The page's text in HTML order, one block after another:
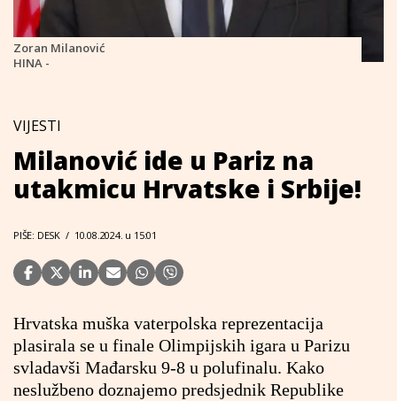
Zoran Milanović
HINA -
VIJESTI
Milanović ide u Pariz na
utakmicu Hrvatske i Srbije!
PIŠE: DESK / 10.08.2024. u 15:01
Hrvatska muška vaterpolska reprezentacija
plasirala se u finale Olimpijskih igara u Parizu
svladavši Mađarsku 9-8 u polufinalu. Kako
neslužbeno doznajemo predsjednik Republike